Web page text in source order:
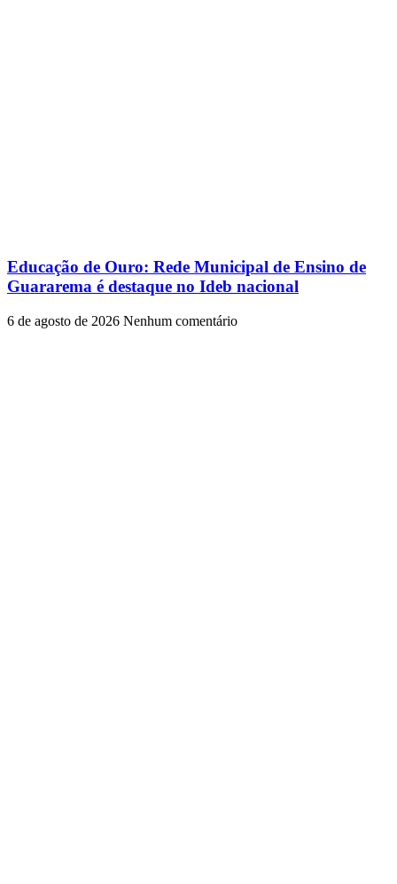
Educação de Ouro: Rede Municipal de Ensino de
Guararema é destaque no Ideb nacional
6 de agosto de 2026 Nenhum comentário